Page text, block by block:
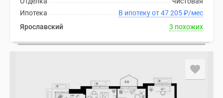
В ипотеку от 47 205₽/мес
Ипотека
Ярославский
3 похожих